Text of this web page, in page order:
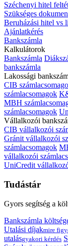
Széchenyi hitel
Szükséges
Beruházási hitel vs
Ajánlatkérés
Bankszámla
Kalkulátorok
Bankszámla
bankszámla
Lakossági
CIB
számlacsomagok
MBH
számlacsomagok
Vállalkozói
CIB vállalkozói
Gránit vállalkozói
számlacsomagok
vállalkozói
UniCredit
Tudástár
Gyors segítség a
Bankszámla
Utalási díjakmire
utalásgyakori kérdés